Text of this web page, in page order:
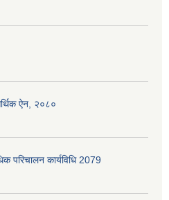
ऐन, २०८०
परिचालन कार्यविधि 2079